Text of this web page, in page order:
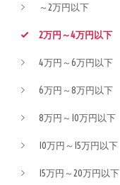
～2万円以下
2万円～4万円以下
4万円～6万円以下
6万円～8万円以下
8万円～10万円以下
10万円～15万円以下
15万円～20万円以下